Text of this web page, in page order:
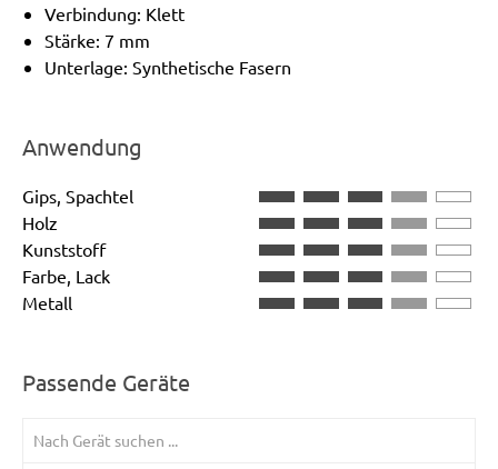
Verbindung: Klett
Stärke: 7 mm
Unterlage: Synthetische Fasern
Anwendung
Gips, Spachtel
Holz
Kunststoff
Farbe, Lack
Metall
Passende Geräte